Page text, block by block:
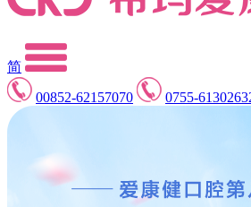
简
00852-62157070
0755-